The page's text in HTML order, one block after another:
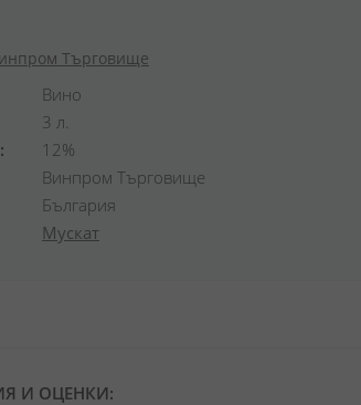
Търговище
Вино
3 л.
12%
Винпром Търговище
България
Мускат
И ОЦЕНКИ: